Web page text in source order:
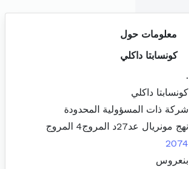
معلومات حول
كونسابتا داكلي
.
كونسابتا داكلي
شركة ذات المسؤولية المحدودة
نهج مونريال عد27د المروج4 المروج
2074
بنعروس